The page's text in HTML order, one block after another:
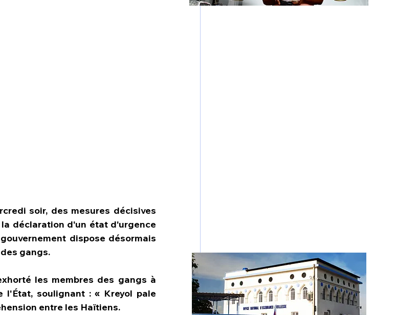
soir, des mesures décisives
déclaration d'un état d'urgence
dispose désormais
gangs.
les membres des gangs à
soulignant : « Kreyol pale
entre les Haïtiens.